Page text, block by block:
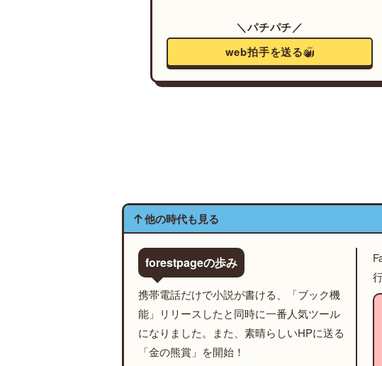
＼パチパチ／
web拍手を送る
他の時代も見る
forestpageの歩み
携帯電話だけで小説が書ける、「ブック機
能」リリースしたと同時に一番人気ツール
になりました。また、素晴らしいHPに送る
「金の熊賞」を開始！